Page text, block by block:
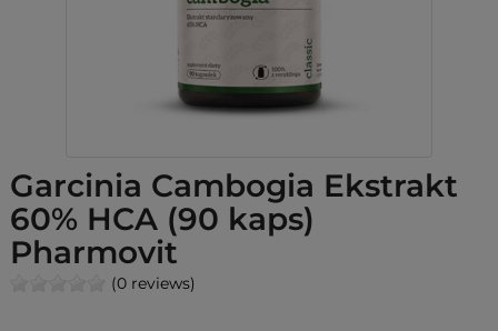
Garcinia Cambogia Ekstrakt
60% HCA (90 kaps)
Pharmovit
(0 reviews)